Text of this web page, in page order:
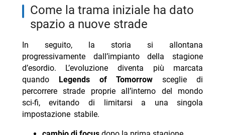
come la trama iniziale ha dato
spazio a nuove strade
In seguito, la storia si allontana
progressivamente dall’impianto della stagione
d’esordio. L’evoluzione diventa più marcata
quando Legends of Tomorrow sceglie di
percorrere strade proprie all’interno del mondo
sci-fi, evitando di limitarsi a una singola
impostazione stabile.